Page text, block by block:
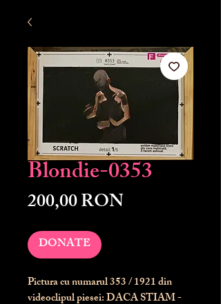
Blondie-0353
200,00 RONPreț
DONATE
Pictura cu numarul353/ 1921 din
videoclipul piesei: DACA STIAM -